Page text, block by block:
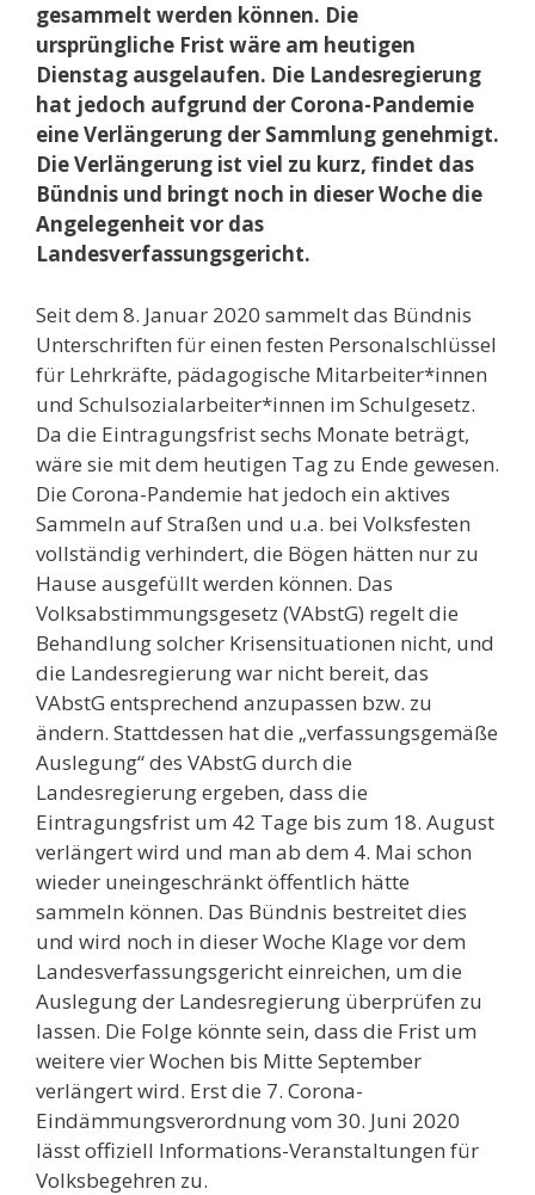
gesammelt werden können. Die
ursprüngliche Frist wäre am heutigen
Dienstag ausgelaufen. Die Landesregierung
hat jedoch aufgrund der Corona-Pandemie
eine Verlängerung der Sammlung genehmigt.
Die Verlängerung ist viel zu kurz, findet das
Bündnis und bringt noch in dieser Woche die
Angelegenheit vor das
Landesverfassungsgericht.
Seit dem 8. Januar 2020 sammelt das Bündnis
Unterschriften für einen festen Personalschlüssel
für Lehrkräfte, pädagogische Mitarbeiter*innen
und Schulsozialarbeiter*innen im Schulgesetz.
Da die Eintragungsfrist sechs Monate beträgt,
wäre sie mit dem heutigen Tag zu Ende gewesen.
Die Corona-Pandemie hat jedoch ein aktives
Sammeln auf Straßen und u.a. bei Volksfesten
vollständig verhindert, die Bögen hätten nur zu
Hause ausgefüllt werden können. Das
Volksabstimmungsgesetz (VAbstG) regelt die
Behandlung solcher Krisensituationen nicht, und
die Landesregierung war nicht bereit, das
VAbstG entsprechend anzupassen bzw. zu
ändern. Stattdessen hat die „verfassungsgemäße
Auslegung“ des VAbstG durch die
Landesregierung ergeben, dass die
Eintragungsfrist um 42 Tage bis zum 18. August
verlängert wird und man ab dem 4. Mai schon
wieder uneingeschränkt öffentlich hätte
sammeln können. Das Bündnis bestreitet dies
und wird noch in dieser Woche Klage vor dem
Landesverfassungsgericht einreichen, um die
Auslegung der Landesregierung überprüfen zu
lassen. Die Folge könnte sein, dass die Frist um
weitere vier Wochen bis Mitte September
verlängert wird. Erst die 7. Corona-
Eindämmungsverordnung vom 30. Juni 2020
lässt offiziell Informations-Veranstaltungen für
Volksbegehren zu.